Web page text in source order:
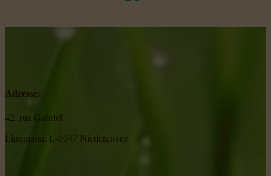
Adresse:
42, rue Gabriel
Lippmann, L-6947 Niederanven